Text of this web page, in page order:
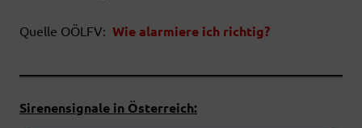
Quelle OÖLFV: Wie alarmiere ich richtig?
Sirenensignale in Österreich: